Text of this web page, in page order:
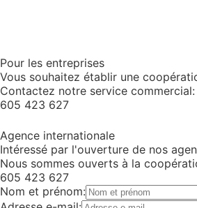
Pour les entreprises
Vous souhaitez établir une
Contactez notre service commercial:
605 423 627
Agence internationale
Intéressé par l'ouverture de nos
Nous sommes ouverts à la
605 423 627
Nom et prénom: